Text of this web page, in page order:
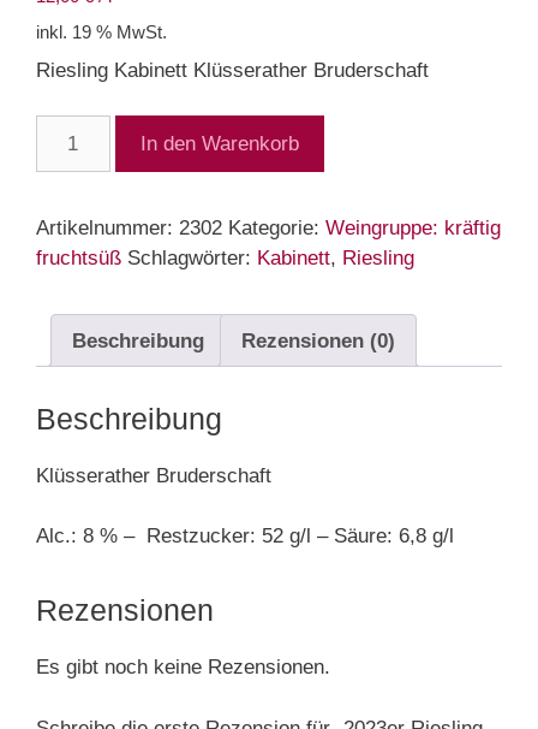
inkl. 19 % MwSt.
Riesling Kabinett Klüsserather Bruderschaft
Bruderschaft
Menge
In den Warenkorb
Artikelnummer: 2302 Kategorie: Weingruppe: kräftig
fruchtsüß Schlagwörter: Kabinett, Riesling
Beschreibung Rezensionen (0)
Beschreibung
Klüsserather Bruderschaft
Alc.: 8 % – Restzucker: 52 g/l – Säure: 6,8 g/l
Rezensionen
Es gibt noch keine Rezensionen.